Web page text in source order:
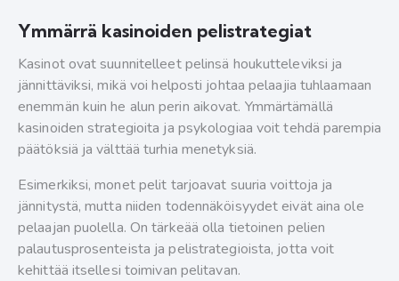
Ymmärrä kasinoiden pelistrategiat
Kasinot ovat suunnitelleet pelinsä houkutteleviksi ja
jännittäviksi, mikä voi helposti johtaa pelaajia tuhlaamaan
enemmän kuin he alun perin aikovat. Ymmärtämällä
kasinoiden strategioita ja psykologiaa voit tehdä parempia
päätöksiä ja välttää turhia menetyksiä.
Esimerkiksi, monet pelit tarjoavat suuria voittoja ja
jännitystä, mutta niiden todennäköisyydet eivät aina ole
pelaajan puolella. On tärkeää olla tietoinen pelien
palautusprosenteista ja pelistrategioista, jotta voit
kehittää itsellesi toimivan pelitavan.